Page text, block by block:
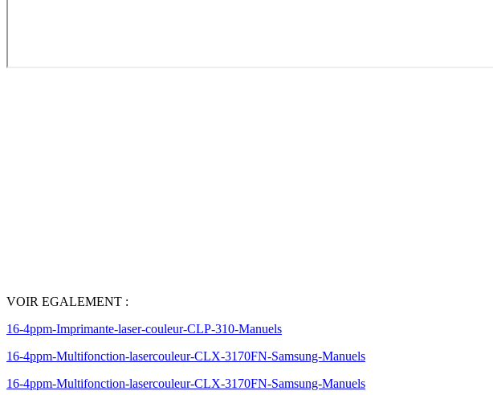
VOIR EGALEMENT :
16-4ppm-Imprimante-laser-couleur-CLP-310-Manuels
16-4ppm-Multifonction-lasercouleur-CLX-3170FN-Samsung-Manuels
16-4ppm-Multifonction-lasercouleur-CLX-3170FN-Samsung-Manuels